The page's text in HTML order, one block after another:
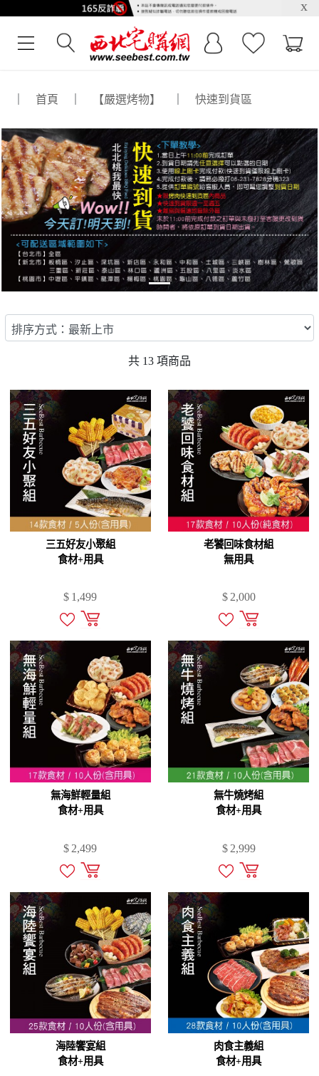
x
首頁 【嚴選烤物】 快速到貨區
共 13 項商品
三五好友小聚組
食材+用具
$ 1,499
老饕回味食材組
無用具
$ 2,000
無海鮮輕量組
食材+用具
$ 2,499
無牛燒烤組
食材+用具
$ 2,999
海陸饗宴組
食材+用具
肉食主義組
食材+用具